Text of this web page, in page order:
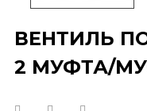
ВЕНТИЛЬ
2 МУФТА/